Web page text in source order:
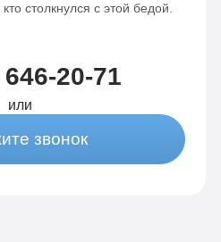
столкнулся с этой бедой.
20-71
или
звонок